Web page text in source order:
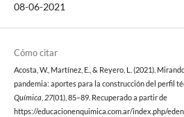
08-06-2021
Cómo citar
Acosta, W., Martínez, E., & Reyero, L. (2021).
pandemia: aportes para la construcción del perfil
Química 27(01), 85–89. Recuperado a partir de
https://educacionenquimica.com.ar/index.php/